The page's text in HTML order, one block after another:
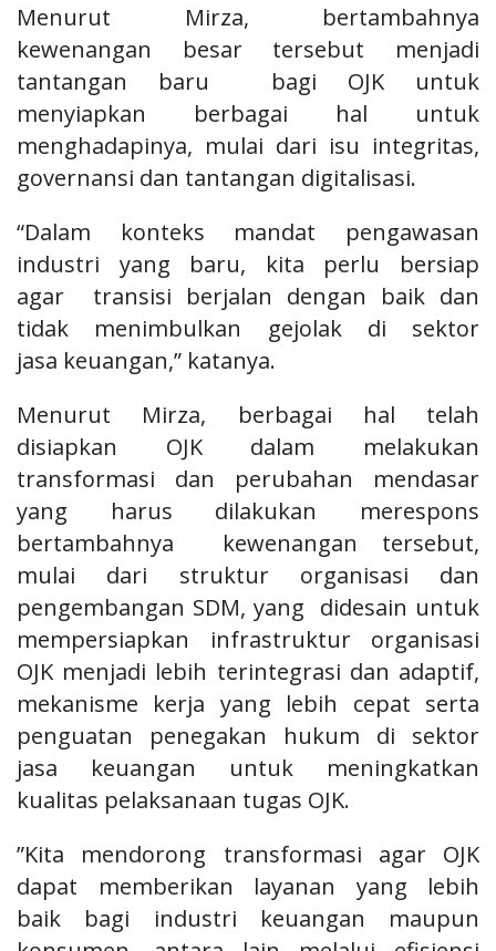
Menurut Mirza, bertambahnya
kewenangan besar tersebut menjadi
tantangan baru bagi OJK untuk
menyiapkan berbagai hal untuk
menghadapinya, mulai dari isu integritas,
governansi dan tantangan digitalisasi.
“Dalam konteks mandat pengawasan
industri yang baru, kita perlu bersiap
agar transisi berjalan dengan baik dan
tidak menimbulkan gejolak di sektor
jasa keuangan,” katanya.
Menurut Mirza, berbagai hal telah
disiapkan OJK dalam melakukan
transformasi dan perubahan mendasar
yang harus dilakukan merespons
bertambahnya kewenangan tersebut,
mulai dari struktur organisasi dan
pengembangan SDM, yang didesain untuk
mempersiapkan infrastruktur organisasi
OJK menjadi lebih terintegrasi dan adaptif,
mekanisme kerja yang lebih cepat serta
penguatan penegakan hukum di sektor
jasa keuangan untuk meningkatkan
kualitas pelaksanaan tugas OJK.
”Kita mendorong transformasi agar OJK
dapat memberikan layanan yang lebih
baik bagi industri keuangan maupun